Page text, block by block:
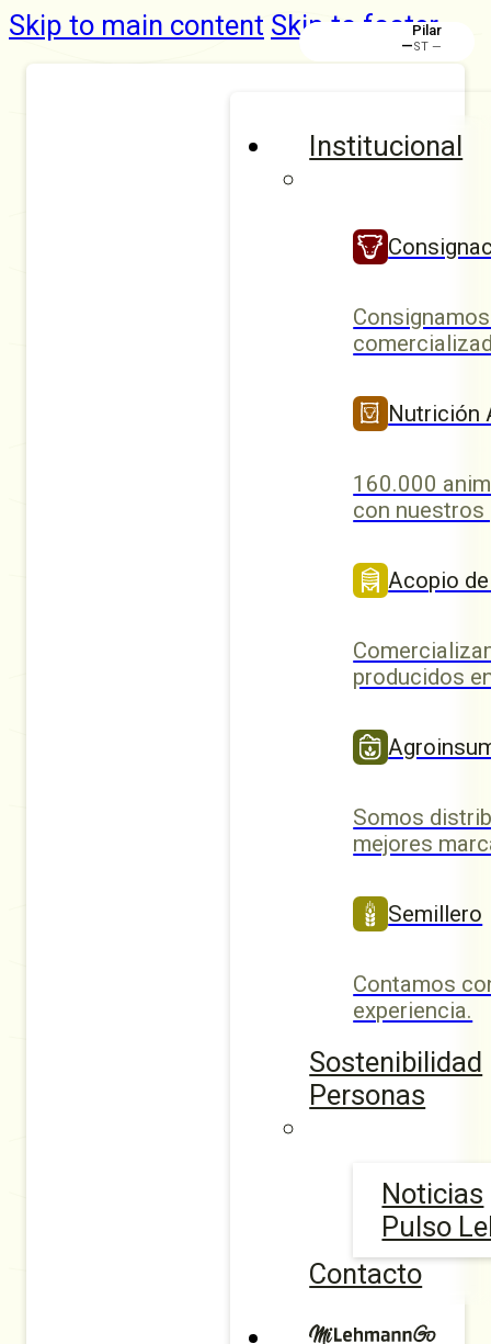
Skip to main content Skip to footer
Institucional
Nutrición
160.000
con
Acopio
producidos
Somos
mejores
Semillero
Contamos
experiencia.
Sostenibilidad
Personas
Noticias
Pulso
Contacto
Pilar
—ST —